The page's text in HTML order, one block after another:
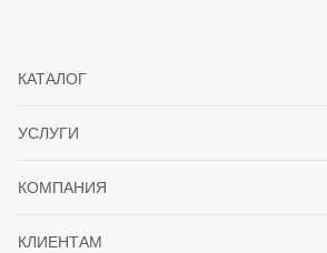
КАТАЛОГ
УСЛУГИ
КОМПАНИЯ
КЛИЕНТАМ